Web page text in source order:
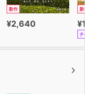
新作
¥2,640
新
チ